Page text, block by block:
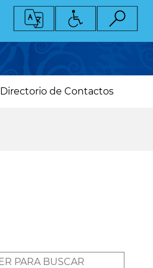
Directorio de Contactos